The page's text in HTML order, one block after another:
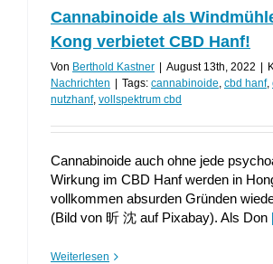
Cannabinoide als
Kong verbietet CBD Hanf!
Von Berthold Kastner | August 13th, 2022 |
Nachrichten | Tags: cannabinoide, cbd hanf,
nutzhanf, vollspektrum cbd
Cannabinoide auch ohne jede
Wirkung im CBD Hanf werden in
vollkommen absurden Gründen
(Bild von 昕 沈 auf Pixabay). Als Don
Weiterlesen